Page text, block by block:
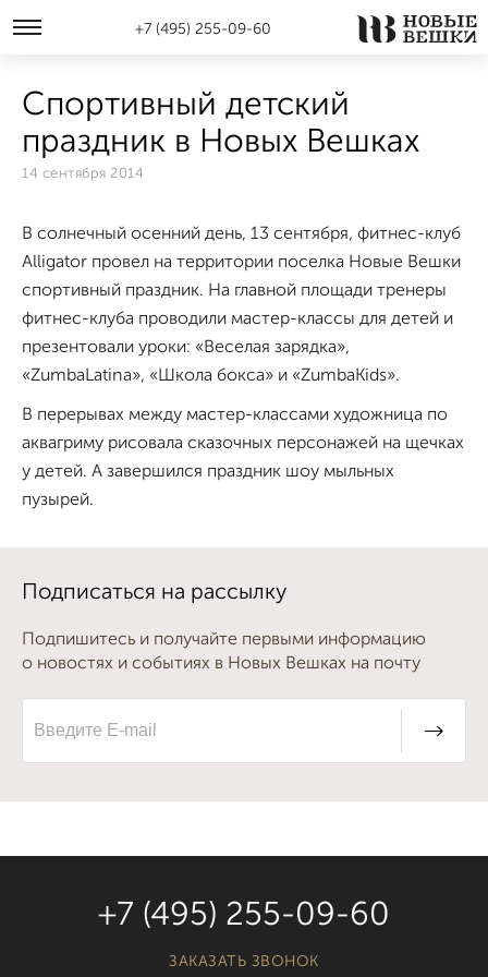
+7 (495) 255-09-60
Спортивный детский
праздник в Новых Вешках
14 сентября 2014
В солнечный осенний день, 13 сентября, фитнес-клуб
Alligator провел на территории поселка Новые Вешки
спортивный праздник. На главной площади тренеры
фитнес-клуба проводили мастер-классы для детей и
презентовали уроки: «Веселая зарядка»,
«ZumbaLatina», «Школа бокса» и «ZumbaKids».
В перерывах между мастер-классами художница по
аквагриму рисовала сказочных персонажей на щечках
у детей. А завершился праздник шоу мыльных
пузырей.
Подписаться на рассылку
Подпишитесь и получайте первыми информацию
о новостях и событиях в Новых Вешках на почту
+7 (495) 255-09-60
ЗАКАЗАТЬ ЗВОНОК